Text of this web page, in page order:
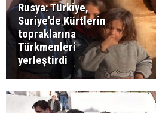
Rusya: Türkiye,
Suriye'de Kürtlerin
topraklarına
Türkmenleri
yerleştirdi